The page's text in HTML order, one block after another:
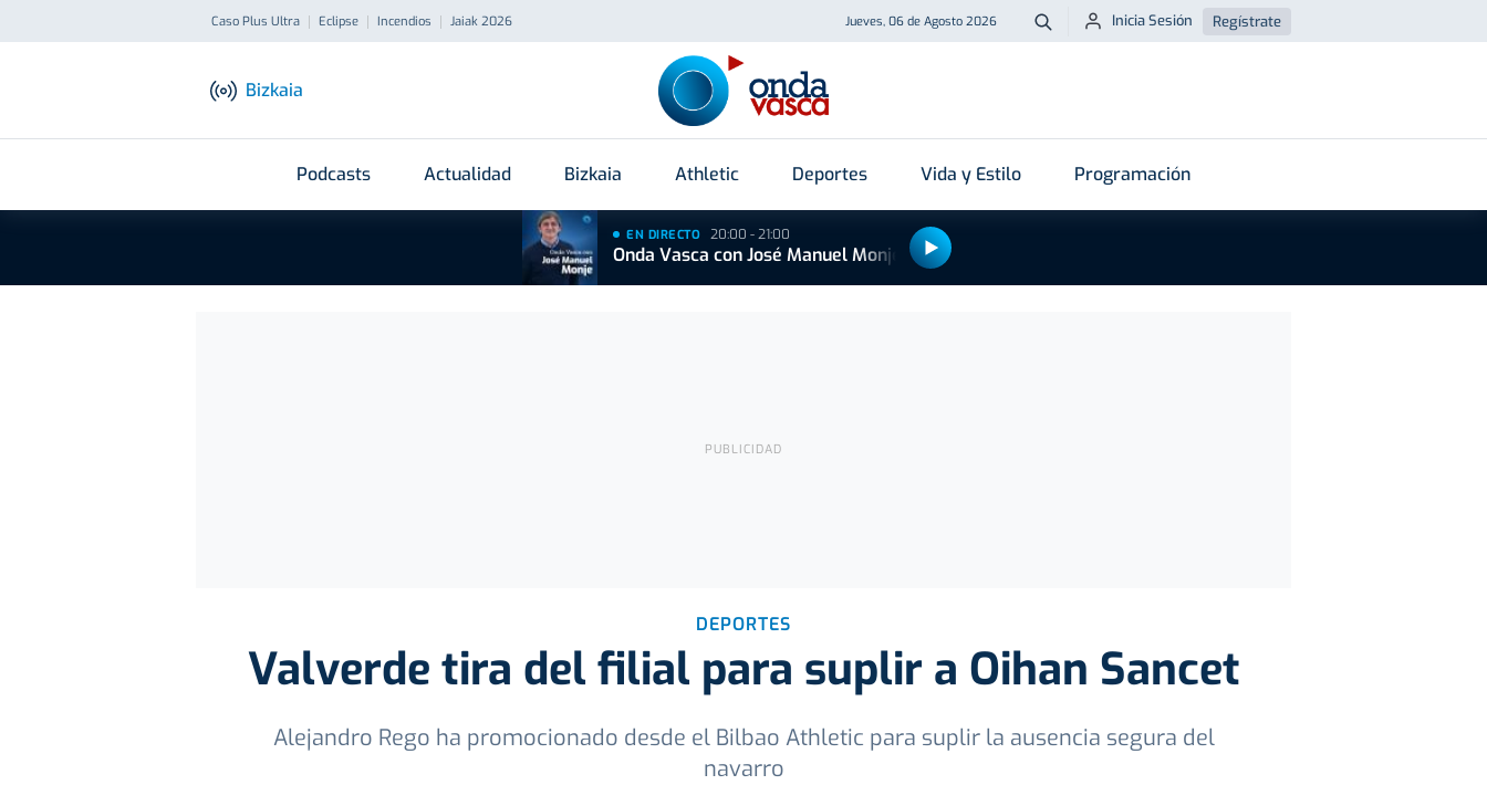
Caso Plus Ultra Eclipse Incendios Jaiak 2026 Jueves, 06 de Agosto 2026 Buscar
Inicia Sesión Regístrate
Bizkaia
Podcasts Actualidad Bizkaia Athletic Deportes Vida y Estilo Programación
EN DIRECTO 20:00 - 21:00
Onda Vasca con José Manuel Monje
DEPORTES
Valverde tira del filial para suplir a Oihan Sancet
Alejandro Rego ha promocionado desde el Bilbao Athletic para suplir la ausencia segura del
navarro